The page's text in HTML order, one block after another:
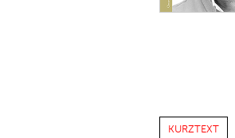
KURZTEXT